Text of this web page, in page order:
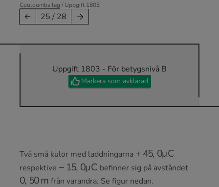
Couloumbs lag / Uppgift 1803
← 25 / 28 →
Uppgift 1803 - För betygsnivå B
Markera som avklarad
Två små kulor med laddningarna
45 0μ C
respektive
−15,0μC
befinner sig på avståndet
0,50 m
från varandra. Se figur nedan.